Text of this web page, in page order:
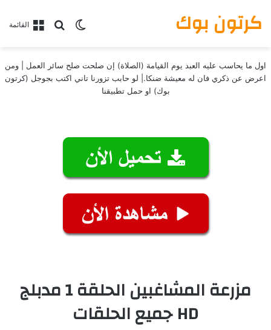
القائمةبحث عن
الوضع المظلم كرتون بوك
اول ما يحاسب عليه العبد يوم القيامة (الصلاة) إن صلحت صلح سائر العمل | ومن
اعرض عن ذكري فان له معيشة ضنكا.| لو حابب تزورنا تاني اكتب بجوجل (كرتون
بوك) او حمل تطبيقنا
مزرعة المشاغبين الحلقة 1 مدبلج
HD جميع الحلقات